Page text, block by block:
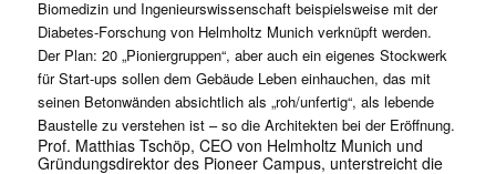
Biomedizin und Ingenieurswissenschaft beispielsweise mit der
Diabetes-Forschung von Helmholtz Munich verknüpft werden.
Der Plan: 20 „Pioniergruppen“, aber auch ein eigenes Stockwerk
für Start-ups sollen dem Gebäude Leben einhauchen, das mit
seinen Betonwänden absichtlich als „roh/unfertig“, als lebende
Baustelle zu verstehen ist – so die Architekten bei der Eröffnung.
Prof. Matthias Tschöp, CEO von Helmholtz Munich und
Gründungsdirektor des Pioneer Campus, unterstreicht die